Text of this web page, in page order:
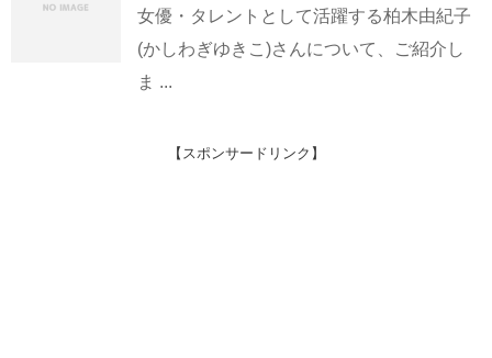
女優・タレントとして活躍する柏木由紀子
(かしわぎゆきこ)さんについて、ご紹介し
ま ...
【スポンサードリンク】